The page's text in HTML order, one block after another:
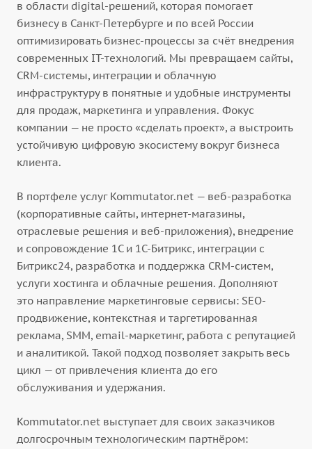
в области digital-решений, которая помогает
бизнесу в Санкт-Петербурге и по всей России
оптимизировать бизнес-процессы за счёт внедрения
современных IT-технологий. Мы превращаем сайты,
CRM-системы, интеграции и облачную
инфраструктуру в понятные и удобные инструменты
для продаж, маркетинга и управления. Фокус
компании — не просто «сделать проект», а выстроить
устойчивую цифровую экосистему вокруг бизнеса
клиента.
В портфеле услуг Kommutator.net — веб-разработка
(корпоративные сайты, интернет-магазины,
отраслевые решения и веб-приложения), внедрение
и сопровождение 1С и 1С-Битрикс, интеграции с
Битрикс24, разработка и поддержка CRM-систем,
услуги хостинга и облачные решения. Дополняют
это направление маркетинговые сервисы: SEO-
продвижение, контекстная и таргетированная
реклама, SMM, email-маркетинг, работа с репутацией
и аналитикой. Такой подход позволяет закрыть весь
цикл — от привлечения клиента до его
обслуживания и удержания.
Kommutator.net выступает для своих заказчиков
долгосрочным технологическим партнёром: